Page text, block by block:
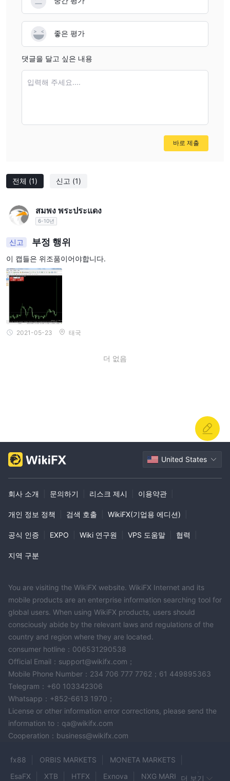
계정 유형
A Book Broker은 세 가지 유형의 계정을 제공합니다:
실제 계정
: 실제 자금으로 실제 거래를 위한 계정입니다.
데모 계정: 가상 자금으로 연습 거래를 위한 계정으로, 초보자에
게 이상적입니다.
IB 계정: 파트너가 A Book Broker에 클라이언트를 소개하는 데
사용되는 계정입니다.
A Book Broker은 투명한 가격 책정, 사용자 친화적 인터페이스 및
MetaTrader 4 (MT4)플랫폼을
사용합니다. 이 플랫폼은 신입 및 숙련된 트레이더 모두를 위한 신뢰
Broker은 안전한 거래 경험을 보장하기 위해 규제 기관의 인증을 받
았습니다.
고객 지원
A Book Broker은 다양한 채널을 통해 고객 지원을 제공합니다. 클라
이언트는 이메일(info@abookbroker.com)이나 전화
(+552130305880)를 통해 연락할 수 있습니다. 또한, 세인트 빈센
트의 킹스타운과 런던의 코번트 가든에 사무실을 운영하고 있습니
다. 또한, 페이스북과 링크드인과 같은 소셜 미디어 플랫폼에서도 참
여와 지원을 위해 활동하고 있습니다.
거래 도구
A Book Broker은 거래 도구의 일환으로
다. 이 도구는 금융 시장에 영향을 미칠 수 있는 중요한 경제 이벤트
니다. 이를 통해 더 잘 알고 있는 거래 결정을 내릴 수 있습니다.
사용자 2: "A Book Broker은 다양한 거래 상품을 제공합니다. ETF와
지수 거래를 좋아합니다. 고객 지원도 도움이 되었습니다. 그러나 예
금 방법과 규제 감독에 대한 명확한 정보 부재는 걱정스럽습니다."
A book broker는 저 스프레드와 큰 레버리지를 가진 다양한 거래 상
품과 기본 거래 플랫폼을 제공합니다. 그러나 규제 통제가 없어 운영
전에 잠재적인 트레이더들은 규제되지 않은 브로커와의 거래와 관련
된 위험을 신중히 고려해야 합니다.
A Book Broker은 규제 받고 있나요？
아니요, A Book Broker은 어떠한 인정받은 금융 당국에도 규제되지
않았습니다.
A Book Broker은 어떤 거래 플랫폼을 사용하나요？
A Book Broker은 MetaTrader 4 (MT4) 플랫폼을 사용합니다.
A Book Broker은 어떤 종류의 계정을 제공하나요？
A Book Broker은 실계좌, 데모계좌, 그리고 IB (Introducing Broker)
계정을 제공합니다.
A Book Broker와 함께 이용 가능한 거래 상품은 무엇인가
요？
A Book Broker은 ETF, 통화, 주요 주식 지수, 그리고 농산물을 제공
A Book Broker의 고객 지원에 어떻게 연락할 수 있나요？
A Book Broker의 고객 지원은 info@abookbroker.com으로 이메일
전체 (1) 신고 (1)
สมพง พระประแดง
6-10년
신고 부정 행위
이 캡들은 위조품이어야합니다.
2021-05-23 태국
더 없음
좋은 평가
댓글을 달고 싶은 내용
입력해 주세요....
바로 제출
United States
회사 소개 문의하기 리스크 제시 이용약관
개인 정보 정책 검색 호출 WikiFX(기업용 에디션)
공식 인증 EXPO Wiki 연구원 VPS 도움말 협력
지역 구분
You are visiting the WikiFX website. WikiFX Internet and its
mobile products are an enterprise information searching tool for
global users. When using WikiFX products, users should
consciously abide by the relevant laws and regulations of the
country and region where they are located.
consumer hotline：006531290538
Official Email：support@wikifx.com；
Mobile Phone Number：234 706 777 7762；61 449895363
Telegram：+60 103342306
Whatsapp：+852-6613 1970；
License or other information error corrections, please send the
information to：qa@wikifx.com
Cooperation：business@wikifx.com
fx88 ORBIS MARKETS
MONETA MARKETS
EsaFX
XTB HTFX Exnova NXG MARKETS더 보기